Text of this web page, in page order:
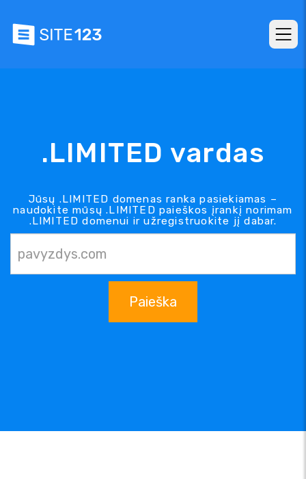
.LIMITED vardas
Jūsų .LIMITED domenas ranka pasiekiamas –
naudokite mūsų .LIMITED paieškos įrankį norimam
.LIMITED domenui ir užregistruokite jį dabar.
Paieška